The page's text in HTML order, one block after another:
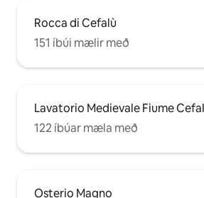
Rocca di Cefalù
151 íbúi mælir með
Lavatorio Medievale Fiume
122 íbúar mæla með
Osterio Magno